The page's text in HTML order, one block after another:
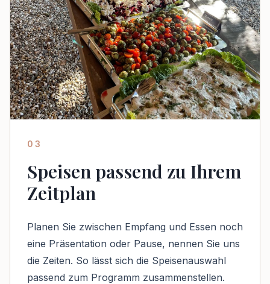
03
Speisen passend zu Ihrem
Zeitplan
Planen Sie zwischen Empfang und Essen noch
eine Präsentation oder Pause, nennen Sie uns
die Zeiten. So lässt sich die Speisenauswahl
passend zum Programm zusammenstellen.